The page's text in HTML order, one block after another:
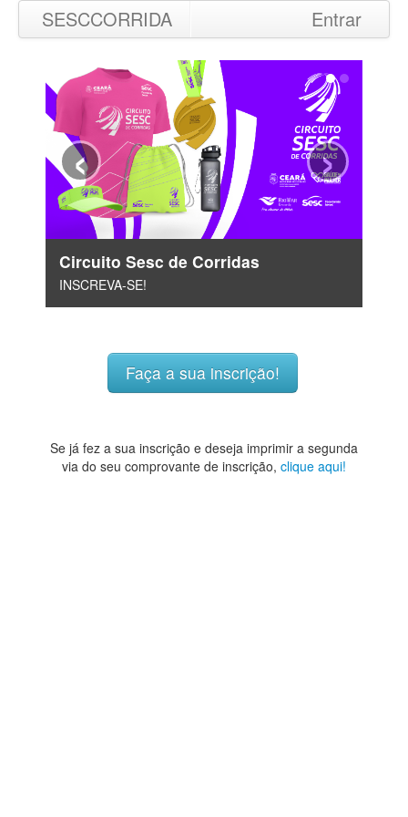
SESCCORRIDA Entrar
Circuito Sesc de Corridas
INSCREVA-SE!
‹ ›
Faça a sua inscrição!
Se já fez a sua inscrição e deseja imprimir a segunda
via do seu comprovante de inscrição, clique aqui!